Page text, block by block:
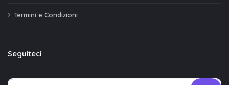
Termini e Condizioni
Seguiteci